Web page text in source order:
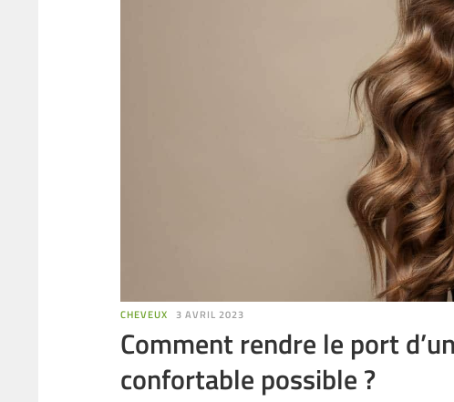
CHEVEUX 3 AVRIL 2023
Comment rendre le port
confortable possible ?